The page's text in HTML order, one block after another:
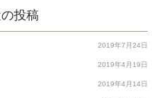
投稿
2019年7月24日
2019年4月19日
2019年4月14日